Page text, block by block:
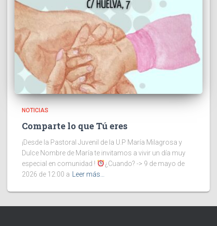
NOTICIAS
Comparte lo que Tú eres
¡Desde la Pastoral Juvenil de la U.P María Milagrosa y
Dulce Nombre de María te invitamos a vivir un día muy
especial en comunidad !
¿Cuando? -> 9 de mayo de
2026 de 12:00 a
Leer más…